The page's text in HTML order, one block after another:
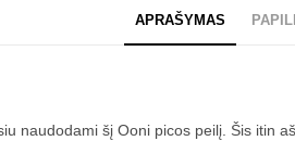
APRAŠYMAS
naudodami šį Ooni picos peilį. Šis itin